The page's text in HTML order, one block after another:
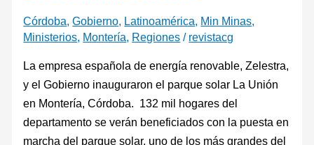
Córdoba,Gobierno, Latinoamérica, Min Minas,
Ministerios, Montería, Regiones / revistacg
La empresa española de energía renovable, Zelestra,
y el Gobierno inauguraron el parque solar La Unión
en Montería, Córdoba. 132 mil hogares del
departamento se verán beneficiados con la puesta en
marcha del parque solar, uno de los más grandes del